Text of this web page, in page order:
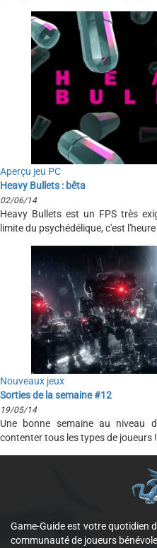
Aperçu jeu PC
Heavy Bullets : bêta
02/06/14
Heavy Bullets est un FPS très
limite du psychédélique, c'est
Nouveaux jeux
Sorties de la semaine #12
19/05/14
Une bonne semaine au niveau
contenter tous les types de joueurs !
Game-Guide est votre quotidien
communauté de joueurs